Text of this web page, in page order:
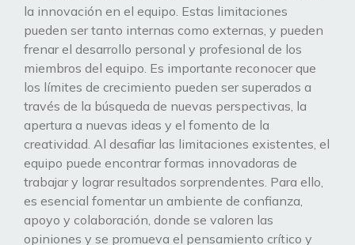
la innovación en el equipo. Estas limitaciones
pueden ser tanto internas como externas, y pueden
frenar el desarrollo personal y profesional de los
miembros del equipo. Es importante reconocer que
los límites de crecimiento pueden ser superados a
través de la búsqueda de nuevas perspectivas, la
apertura a nuevas ideas y el fomento de la
creatividad. Al desafiar las limitaciones existentes, el
equipo puede encontrar formas innovadoras de
trabajar y lograr resultados sorprendentes. Para ello,
es esencial fomentar un ambiente de confianza,
apoyo y colaboración, donde se valoren las
opiniones y se promueva el pensamiento crítico y